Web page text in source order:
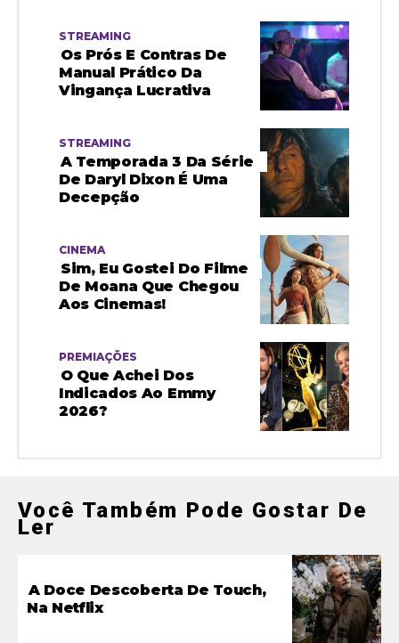
STREAMING
Os Prós E Contras De
Manual Prático Da
Vingança Lucrativa
STREAMING
A Temporada 3 Da Série
De Daryl Dixon É Uma
Decepção
CINEMA
Sim, Eu Gostei Do Filme
De Moana Que Chegou
Aos Cinemas!
PREMIAÇÕES
O Que Achei Dos
Indicados Ao Emmy
2026?
Você Também Pode Gostar De
Ler
A Doce Descoberta De Touch,
Na Netflix